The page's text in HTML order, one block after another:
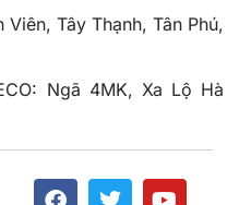
Tây Thạnh, Tân Phú,
Ngã 4MK, Xa Lộ Hà